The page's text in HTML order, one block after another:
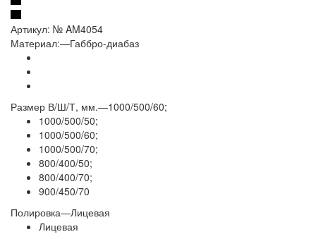
Артикул: № AM4054
Материал:—Габбро-диабаз
Размер В/Ш/Т, мм.—1000/500/60;
1000/500/50;
1000/500/60;
1000/500/70;
800/400/50;
800/400/70;
900/450/70
Полировка—Лицевая
Лицевая